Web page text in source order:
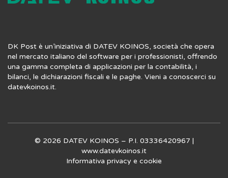
DK Post è un’iniziativa di DATEV KOINOS, società che opera
nel mercato italiano del software per i professionisti, offrendo
una gamma completa di applicazioni per la contabilità, i
bilanci, le dichiarazioni fiscali e le paghe. Vieni a conoscerci su
datevkoinos.it.
© 2026 DATEV KOINOS – P.I. 03336420967 |
www.datevkoinos.it
Informativa privacy e cookie